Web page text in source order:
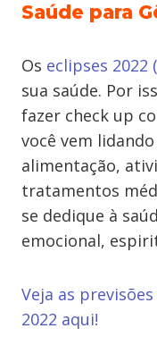
Saúde para
Os eclipses 2022
sua saúde. Por
fazer check up
você vem
alimentação,
tratamentos
se dedique à
emocional,
Veja as
2022 aqui!